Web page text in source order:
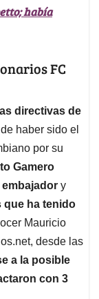
había
FC
directivas de
haber sido el
por su
Gamero
y
que ha tenido
Mauricio
desde las
a la posible
con 3